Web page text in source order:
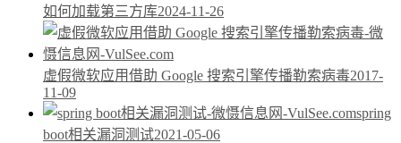
如何加载第三方库2024-11-26
虚假微软应用借助 Google 搜索引擎传播勒索病毒2017-
11-09
spring
boot相关漏洞测试2021-05-06